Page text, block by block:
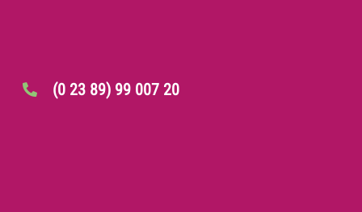
(0 23 89) 99 007 20